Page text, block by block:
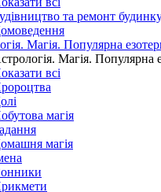
та ремонт
Магія. Популярна
Магія. Популярна
всі
магія
магія